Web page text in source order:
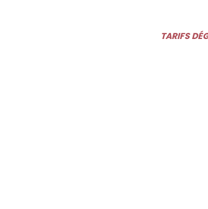
TARIFS